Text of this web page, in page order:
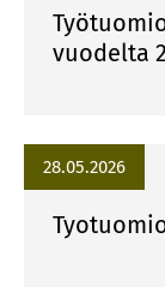
vuodelta
28.05.2026